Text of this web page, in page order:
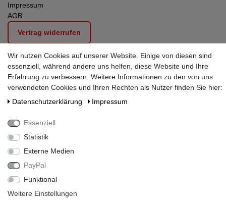
Impressum
AGB
Vertrag widerrufen
Kundenservice
Sie haben noch eine Frage?
loeschwassertank@braun-gmbh.eu
Mo-Do:
07:30 - 12:30
Fr:
© 2026 Löschwassertank.com - Alle Rechte vorbehalten.
Wir nutzen Cookies auf unserer Website. Einige von diesen sind
essenziell, während andere uns helfen, diese Website und Ihre
Erfahrung zu verbessern. Weitere Informationen zu den von uns
verwendeten Cookies und Ihren Rechten als Nutzer finden Sie hier:
Daten­schutz­erklärung
Impressum
Essenziell
Statistik
Externe Medien
PayPal
Funktional
Weitere Einstellungen